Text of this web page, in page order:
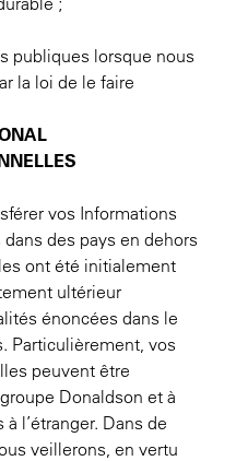
publiques lorsque nous
la loi de le faire
vos Informations
des pays en dehors
ont été initialement
ultérieur
énoncées dans le
Particulièrement, vos
peuvent être
Donaldson et à
l’étranger. Dans de
veillerons, en vertu